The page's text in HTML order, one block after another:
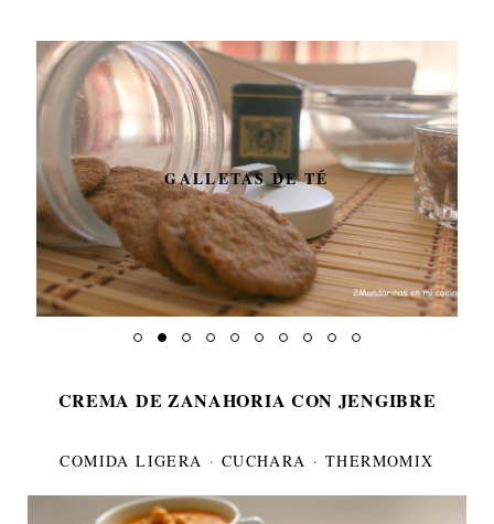
GALLETAS DE TÉ
CREMA DE ZANAHORIA CON JENGIBRE
COMIDA LIGERA · CUCHARA · THERMOMIX